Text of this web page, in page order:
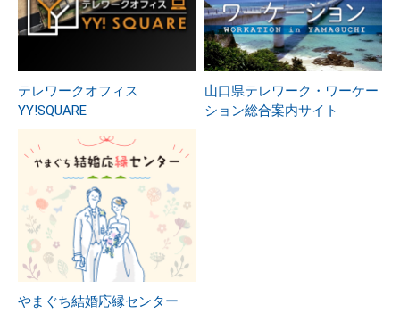
テレワークオフィス
YY!SQUARE
山口県テレワーク・ワーケー
ション総合案内サイト
やまぐち結婚応縁センター